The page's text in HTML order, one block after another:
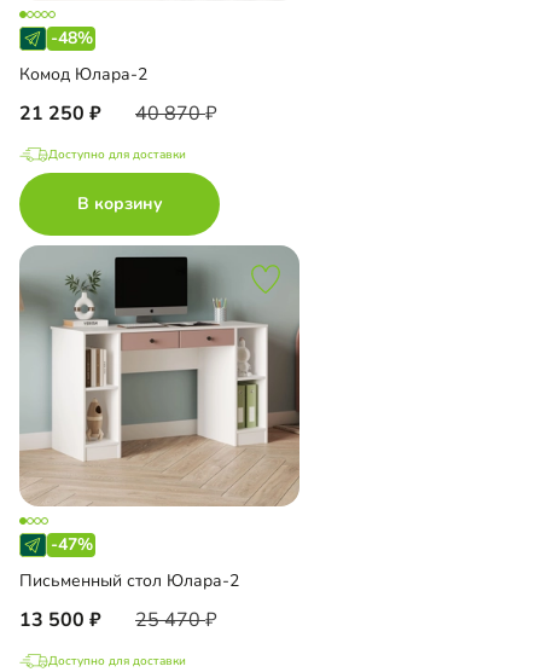
-48%
Комод Юлара-2
21 250 40 870
Доступно для доставки
В корзину
-47%
Письменный стол Юлара-2
13 500 25 470
Доступно для доставки